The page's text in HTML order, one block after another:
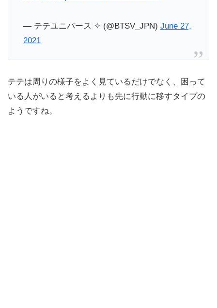
— テテユニバース ✧ (@BTSV_JPN) June 27,
2021
テテは周りの様子をよく見ているだけでなく、困って
いる人がいると考えるよりも先に行動に移すタイプの
ようですね。